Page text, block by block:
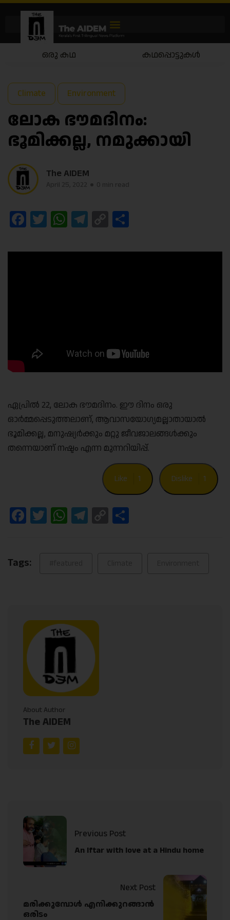
ഒരു കഥ കഥപ്പൊട്ടുകൾ
Climate Environment
ലോക ഭൗമദിനം:
ഭൂമിക്കല്ല, നമുക്കായി
The AIDEM
Facebook
Twitter
WhatsApp
Telegram
Copy
Link
ഏപ്രിൽ 22, ലോക ഭൗമദിനം. ഈ ദിനം ഒരു
ഓർമ്മപ്പെടുത്തലാണ്, ആവാസയോഗ്യമല്ലാതായാൽ
ഭൂമിക്കല്ല, മനുഷ്യർക്കും മറ്റു ജീവജാലങ്ങൾക്കും
തന്നെയാണ് നഷ്ടം എന്ന മുന്നറിയിപ്പ്.
Like 1 Dislike 1
Facebook
Twitter
WhatsApp
Telegram
Copy
Tags:
About Author
The AIDEM
Previous Post
An Iftar with love at a Hindu home
Next Post
മരിക്കുമ്പോൾ എനിക്കുറങ്ങാൻ
ഒരിടം